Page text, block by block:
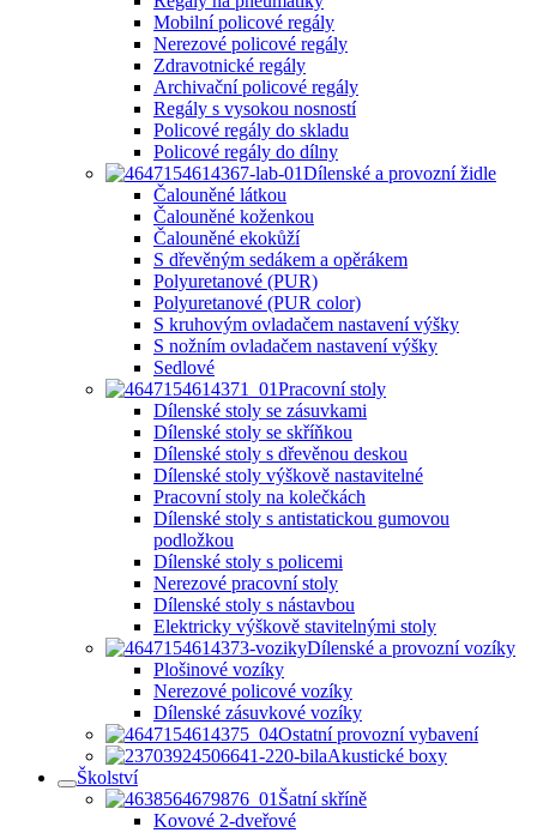
Mobilní policové regály
Nerezové policové regály
Zdravotnické regály
Archivační policové regály
Regály s vysokou nosností
Policové regály do skladu
Policové regály do dílny
Dílenské a provozní židle
Čalouněné látkou
Čalouněné koženkou
Čalouněné ekokůží
S dřevěným sedákem a opěrákem
Polyuretanové (PUR)
Polyuretanové (PUR color)
S kruhovým ovladačem nastavení výšky
S nožním ovladačem nastavení výšky
Sedlové
Pracovní stoly
Dílenské stoly se zásuvkami
Dílenské stoly se skříňkou
Dílenské stoly s dřevěnou deskou
Dílenské stoly výškově nastavitelné
Pracovní stoly na kolečkách
Dílenské stoly s antistatickou gumovou
podložkou
Dílenské stoly s policemi
Nerezové pracovní stoly
Dílenské stoly s nástavbou
Elektricky výškově stavitelnými stoly
Dílenské a provozní vozíky
Plošinové vozíky
Nerezové policové vozíky
Dílenské zásuvkové vozíky
Ostatní provozní vybavení
Akustické boxy
Školství
Šatní skříně
Kovové 2-dveřové